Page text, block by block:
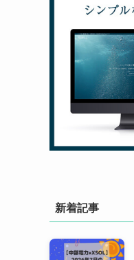
新着記事